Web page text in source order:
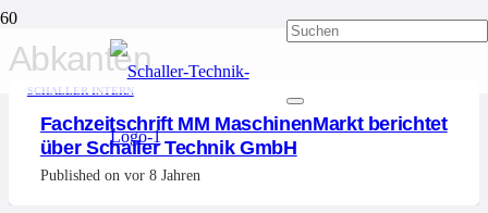
Abkanten
SCHALLER INTERN
Fachzeitschrift MM MaschinenMarkt berichtet
über Schaller Technik GmbH
Published on vor 8 Jahren